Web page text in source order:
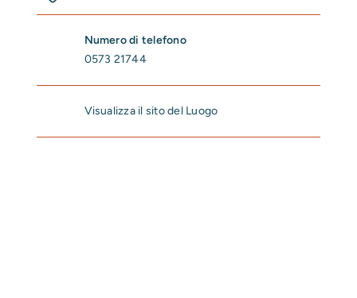
Numero di telefono
0573 21744
Visualizza il sito del Luogo